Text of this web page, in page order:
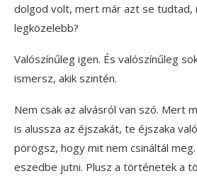
dolgod volt, mert már azt se tudtad,
legközelebb?
Valószínűleg igen. És valószínűleg
ismersz, akik szintén.
Nem csak az alvásról van szó. Mert
is alussza az éjszakát, te éjszaka
pörögsz, hogy mit nem csináltál
eszedbe jutni. Plusz a történetek a